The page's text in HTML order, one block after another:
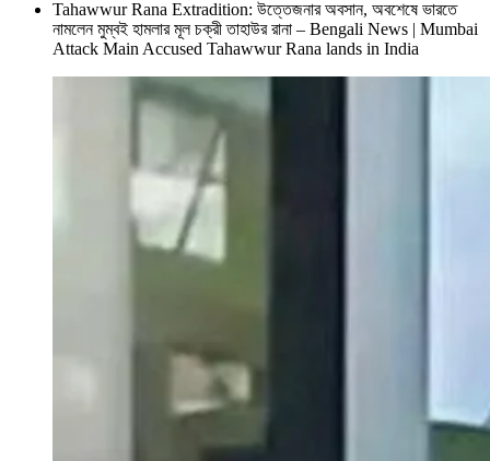
Tahawwur Rana Extradition: উত্তেজনার অবসান, অবশেষে ভারতে
নামলেন মুম্বই হামলার মূল চক্রী তাহাউর রানা – Bengali News | Mumbai
Attack Main Accused Tahawwur Rana lands in India